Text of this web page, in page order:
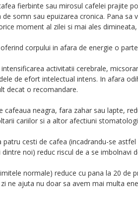
fierbinte sau mirosul cafelei prajite
somn sau epuizarea cronica. Pana sa
moment al zilei si mai ales
corpului in afara de energie o
activitatii cerebrale,
de efort intelectual intens. In afara
decat o recomandare.
neagra, fara zahar sau lapte,
cariilor si a altor afectiuni
patru cesti de cafea (incadrandu-se
noi) reduc riscul de a se imbolnavi
normale) reduce cu pana la 20 de
ne ajuta nu doar sa avem mai multa